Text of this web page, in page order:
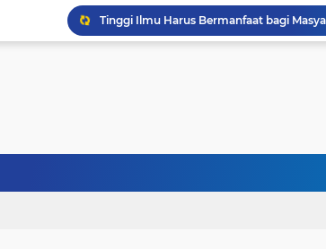
Jangan Pernah Menyerah dan Kembali
Gelisah Jiwa dan Tantangan Kehidupan